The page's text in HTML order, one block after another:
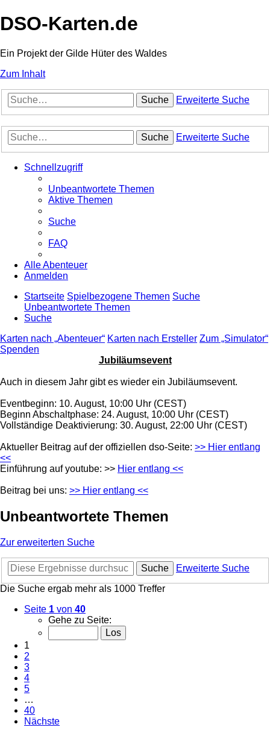
DSO-Karten.de
Ein Projekt der Gilde Hüter des Waldes
Zum Inhalt
Suche Erweiterte Suche
Suche Erweiterte Suche
Schnellzugriff
Unbeantwortete Themen
Aktive Themen
Suche
FAQ
Alle Abenteuer
Anmelden
Startseite Spielbezogene Themen Suche
Unbeantwortete Themen
Suche
Karten nach „Abenteuer“ Karten nach Ersteller Zum „Simulator“
Spenden
Jubiläumsevent
Auch in diesem Jahr gibt es wieder ein Jubiläumsevent.
Eventbeginn: 10. August, 10:00 Uhr (CEST)
Beginn Abschaltphase: 24. August, 10:00 Uhr (CEST)
Vollständige Deaktivierung: 30. August, 22:00 Uhr (CEST)
Aktueller Beitrag auf der offiziellen dso-Seite: >> Hier entlang
<<
Einführung auf youtube: >> Hier entlang <<
Beitrag bei uns: >> Hier entlang <<
Unbeantwortete Themen
Zur erweiterten Suche
Suche
Erweiterte Suche
Die Suche ergab mehr als 1000 Treffer
Seite 1 von 40
Gehe zu Seite:
1
2
3
4
5
…
40
Nächste